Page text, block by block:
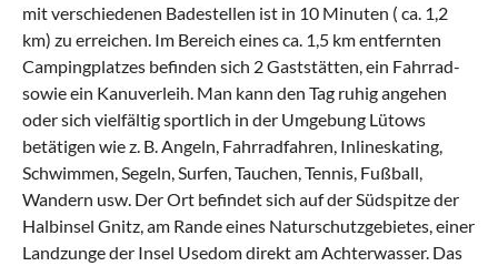
mit verschiedenen Badestellen ist in 10 Minuten ( ca. 1,2
km) zu erreichen. Im Bereich eines ca. 1,5 km entfernten
Campingplatzes befinden sich 2 Gaststätten, ein Fahrrad-
sowie ein Kanuverleih. Man kann den Tag ruhig angehen
oder sich vielfältig sportlich in der Umgebung Lütows
betätigen wie z. B. Angeln, Fahrradfahren, Inlineskating,
Schwimmen, Segeln, Surfen, Tauchen, Tennis, Fußball,
Wandern usw. Der Ort befindet sich auf der Südspitze der
Halbinsel Gnitz, am Rande eines Naturschutzgebietes, einer
Landzunge der Insel Usedom direkt am Achterwasser. Das